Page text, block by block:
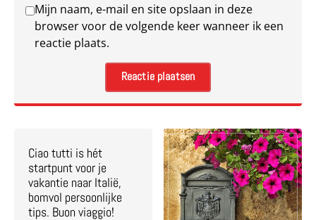
Mijn naam, e-mail en site opslaan in deze
browser voor de volgende keer wanneer ik een
reactie plaats.
Ciao tutti is hét
startpunt voor je
vakantie naar Italië,
bomvol persoonlijke
tips. Buon viaggio!